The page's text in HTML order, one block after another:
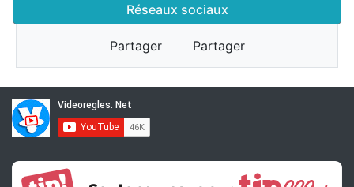
Réseaux sociaux
Partager Partager